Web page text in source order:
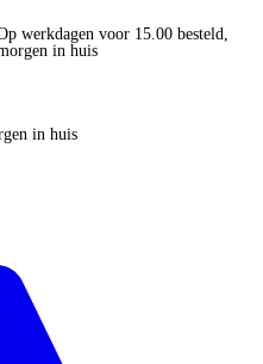
werkdagen voor 15.00 besteld,
in huis
in huis